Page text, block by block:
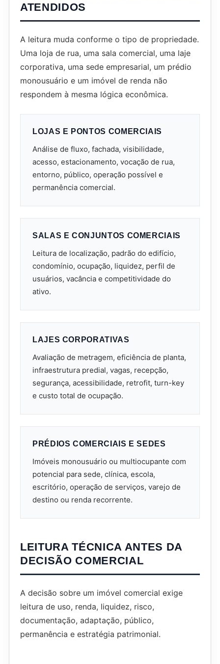
ATENDIDOS
A leitura muda conforme o tipo de propriedade.
Uma loja de rua, uma sala comercial, uma laje
corporativa, uma sede empresarial, um prédio
monousuário e um imóvel de renda não
respondem à mesma lógica econômica.
LOJAS E PONTOS COMERCIAIS
Análise de fluxo, fachada, visibilidade,
acesso, estacionamento, vocação de rua,
entorno, público, operação possível e
permanência comercial.
SALAS E CONJUNTOS COMERCIAIS
Leitura de localização, padrão do edifício,
condomínio, ocupação, liquidez, perfil de
usuários, vacância e competitividade do
ativo.
LAJES CORPORATIVAS
Avaliação de metragem, eficiência de planta,
infraestrutura predial, vagas, recepção,
segurança, acessibilidade, retrofit, turn-key
e custo total de ocupação.
PRÉDIOS COMERCIAIS E SEDES
Imóveis monousuário ou multiocupante com
potencial para sede, clínica, escola,
escritório, operação de serviços, varejo de
destino ou renda recorrente.
LEITURA TÉCNICA ANTES DA
DECISÃO COMERCIAL
A decisão sobre um imóvel comercial exige
leitura de uso, renda, liquidez, risco,
documentação, adaptação, público,
permanência e estratégia patrimonial.